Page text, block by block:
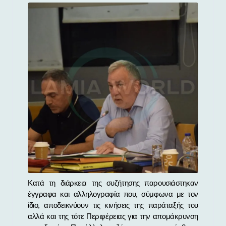
Κατά τη διάρκεια της συζήτησης παρουσιάστηκαν
έγγραφα και αλληλογραφία που, σύμφωνα με τον
ίδιο, αποδεικνύουν τις κινήσεις της παράταξής του
αλλά και της τότε Περιφέρειας για την απομάκρυνση